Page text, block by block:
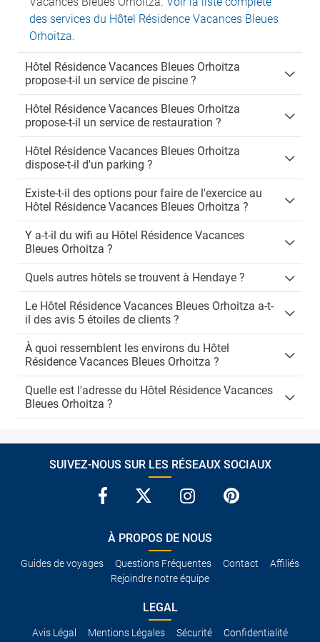
des services du Hôtel Résidence Vacances Bleues
Orhoitza.
Hôtel Résidence Vacances Bleues Orhoitza
propose-t-il un service de piscine ?
Hôtel Résidence Vacances Bleues Orhoitza
propose-t-il un service de restauration ?
Hôtel Résidence Vacances Bleues Orhoitza
dispose-t-il d'un parking ?
Existe-t-il des options pour faire de l'exercice au
Hôtel Résidence Vacances Bleues Orhoitza ?
Y a-t-il du wifi au Hôtel Résidence Vacances
Bleues Orhoitza ?
Quels autres hôtels se trouvent à Hendaye ?
Le Hôtel Résidence Vacances Bleues Orhoitza a-t-
il des avis 5 étoiles de clients ?
À quoi ressemblent les environs du Hôtel
Résidence Vacances Bleues Orhoitza ?
Quelle est l'adresse du Hôtel Résidence Vacances
Bleues Orhoitza ?
SUIVEZ-NOUS SUR LES RÉSEAUX SOCIAUX
À PROPOS DE NOUS
Guides de voyages Questions Fréquentes Contact
Affiliés
Rejoindre notre équipe
LEGAL
Avis Légal Mentions Légales Sécurité Confidentialité